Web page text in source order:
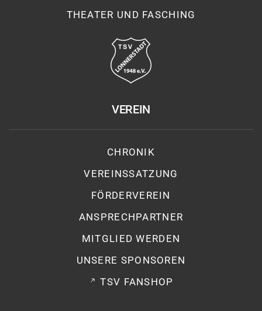
THEATER UND FASCHING
VEREIN
CHRONIK
VEREINSSATZUNG
FÖRDERVEREIN
ANSPRECHPARTNER
MITGLIED WERDEN
UNSERE SPONSOREN
TSV FANSHOP